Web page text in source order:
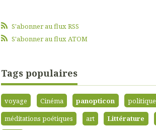
S'abonner au flux RSS
S'abonner au flux ATOM
Tags populaires
voyage Cinéma panopticon politique
méditations poétiques
art Littérature